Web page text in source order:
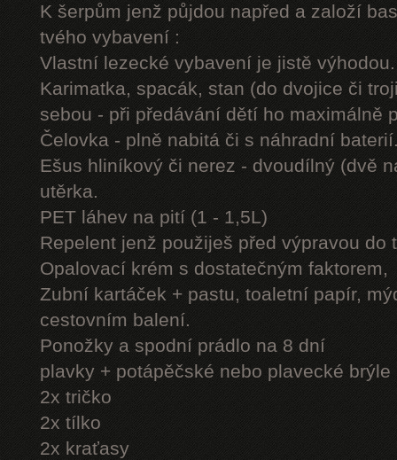
K šerpům jenž půjdou napřed a založí
tvého vybavení :
Vlastní lezecké vybavení je jistě výhodou.
Karimatka, spacák, stan (do dvojice či
sebou - při předávání dětí ho maximálně
Čelovka - plně nabitá či s náhradní
Ešus hliníkový či nerez - dvoudílný (dvě
utěrka.
PET láhev na pití (1 - 1,5L)
Repelent jenž použiješ před výpravou do
Opalovací krém s dostatečným faktorem,
Zubní kartáček + pastu, toaletní papír,
cestovním balení.
Ponožky a spodní prádlo na 8 dní
plavky + potápěčské nebo plavecké brýle
2x tričko
2x tílko
2x kraťasy